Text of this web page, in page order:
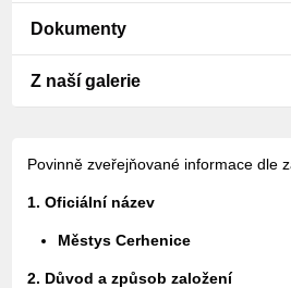
Dokumenty
Z naší galerie
Povinně zveřejňované informace dle
1. Oficiální název
Městys Cerhenice
2. Důvod a způsob založení